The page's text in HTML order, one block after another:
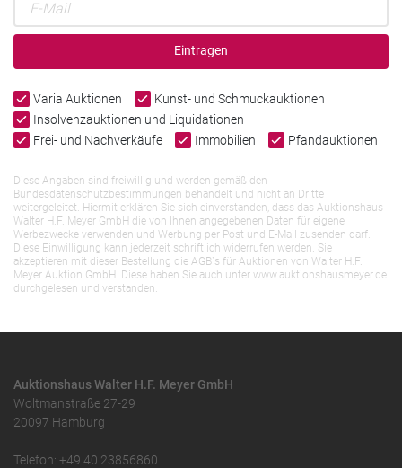
Eintragen
Varia Auktionen
Kunst- und Schmuckauktionen
Insolvenzauktionen und Liquidationen
Frei- und Nachverkäufe
Immobilien Pfandauktionen
Diese Angaben sind freiwillig und werden gemäß den
Bundesdatenschutzbestimmungen behandelt und nicht an Dritte
weitergeleitet. Hiermit erklären Sie sich einverstanden, dass das Auktionshaus
Walter H.F. Meyer GmbH die von Ihnen angegebenen Daten für eigene
Werbezwecke verwenden und Werbung per Post und E-Mail zusenden darf.
Diese Einwilligung kann jederzeit schriftlich widerrufen werden. Sie
akzeptieren mit dieser Bestellung die AGB`s für Auktionen von Walter H.F.
Meyer Auktion GmbH. Diese haben Sie auch unter www.auktionshausmeyer.de
durchgelesen und verstanden.
Auktionshaus Walter H.F. Meyer GmbH
Woltmanstraße 27-29
20097 Hamburg
Telefon: +49 40 23856860